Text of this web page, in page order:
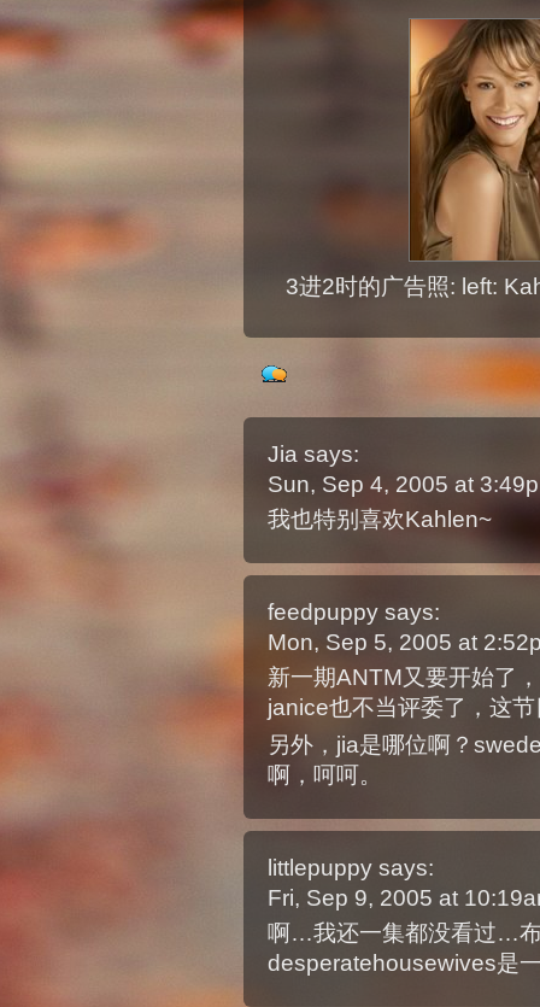
3进2时的广告照: left:
Jia says:
Sun, Sep 4, 2005 at
我也特别喜欢Kahlen~
feedpuppy says:
Mon, Sep 5, 2005 at
新一期ANTM又要开始了
janice也不当评委了，这
另外，jia是哪位啊？
啊，呵呵。
littlepuppy says:
Fri, Sep 9, 2005 at
啊…我还一集都没看过…
desperatehousewives是